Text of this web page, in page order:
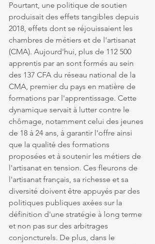
Pourtant, une politique de soutien
produisait des effets tangibles depuis
2018, effets dont se réjouissaient les
chambres de métiers et de l'artisanat
(CMA). Aujourd'hui, plus de 112 500
apprentis par an sont formés au sein
des 137 CFA du réseau national de la
CMA, premier du pays en matière de
formations par l'apprentissage. Cette
dynamique servait à lutter contre le
chômage, notamment celui des jeunes
de 18 à 24 ans, à garantir l'offre ainsi
que la qualité des formations
proposées et à soutenir les métiers de
l'artisanat en tension. Ces fleurons de
l'artisanat français, sa richesse et sa
diversité doivent être appuyés par des
politiques publiques axées sur la
définition d'une stratégie à long terme
et non pas sur des arbitrages
conjoncturels. De plus, dans le